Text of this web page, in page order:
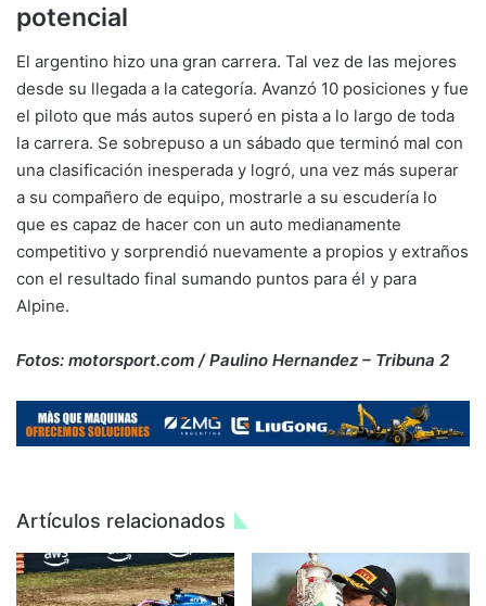
potencial
El argentino hizo una gran carrera. Tal vez de las mejores
desde su llegada a la categoría. Avanzó 10 posiciones y fue
el piloto que más autos superó en pista a lo largo de toda
la carrera. Se sobrepuso a un sábado que terminó mal con
una clasificación inesperada y logró, una vez más superar
a su compañero de equipo, mostrarle a su escudería lo
que es capaz de hacer con un auto medianamente
competitivo y sorprendió nuevamente a propios y extraños
con el resultado final sumando puntos para él y para
Alpine.
Fotos: motorsport.com / Paulino Hernandez – Tribuna 2
Artículos relacionados